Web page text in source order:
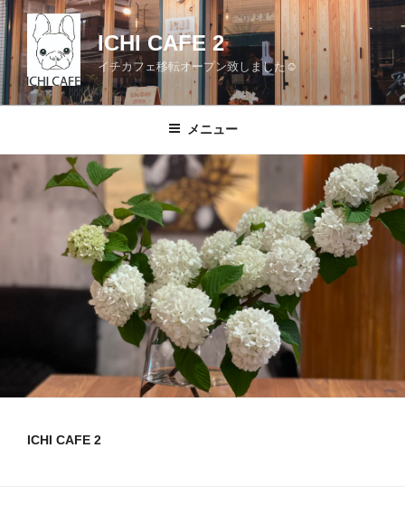
コ
ン
テ
ン
ツ
プ
ICHI CAFE 2
イチカフェ移転オープン致しました☺
メニュー
ICHI CAFE 2